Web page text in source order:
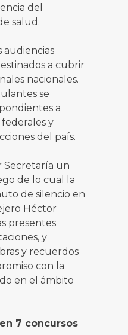
del
salud.
audiencias
a cubrir
nacionales.
se
a
federales y
del país.
Secretaría un
de lo cual la
de silencio en
Héctor
presentes
y
y recuerdos
con la
en el ámbito
7 concursos